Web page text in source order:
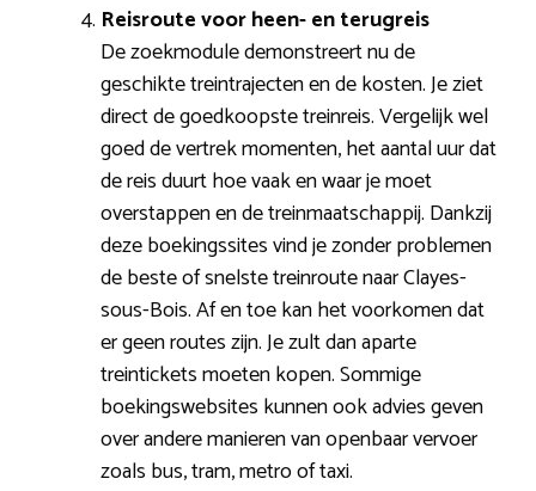
Reisroute voor heen- en terugreis
De zoekmodule demonstreert nu de
geschikte treintrajecten en de kosten. Je ziet
direct de goedkoopste treinreis. Vergelijk wel
goed de vertrek momenten, het aantal uur dat
de reis duurt hoe vaak en waar je moet
overstappen en de treinmaatschappij. Dankzij
deze boekingssites vind je zonder problemen
de beste of snelste treinroute naar Clayes-
sous-Bois. Af en toe kan het voorkomen dat
er geen routes zijn. Je zult dan aparte
treintickets moeten kopen. Sommige
boekingswebsites kunnen ook advies geven
over andere manieren van openbaar vervoer
zoals bus, tram, metro of taxi.